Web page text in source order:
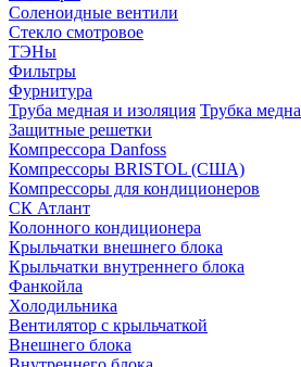
Соленоидные вентили
Стекло смотровое
ТЭНы
Фильтры
Фурнитура
Труба медная и изоляция Трубка
Защитные решетки
Компрессора Danfoss
Компрессоры BRISTOL (США)
Компрессоры для кондиционеров
СК Атлант
Колонного кондиционера
Крыльчатки внешнего блока
Крыльчатки внутреннего блока
Фанкойла
Холодильника
Вентилятор с крыльчаткой
Внешнего блока